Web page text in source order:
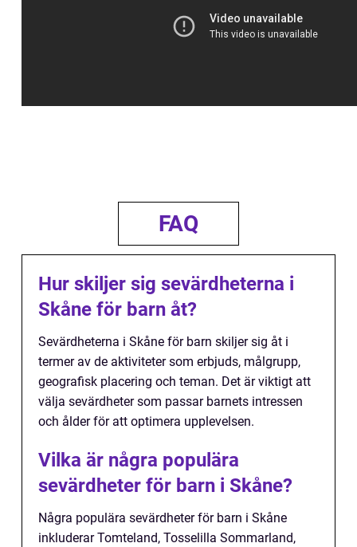
FAQ
Hur skiljer sig sevärdheterna i
Skåne för barn åt?
Sevärdheterna i Skåne för barn skiljer sig åt i
termer av de aktiviteter som erbjuds, målgrupp,
geografisk placering och teman. Det är viktigt att
välja sevärdheter som passar barnets intressen
och ålder för att optimera upplevelsen.
Vilka är några populära
sevärdheter för barn i Skåne?
Några populära sevärdheter för barn i Skåne
inkluderar Tomteland, Tosselilla Sommarland,